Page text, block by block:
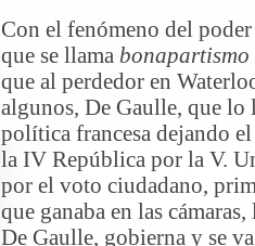
Con el fenómeno del
que se llama bonapartismo
que al perdedor en
algunos, De Gaulle, que lo
política francesa dejando
la IV República por la V.
por el voto ciudadano,
que ganaba en las
De Gaulle, gobierna y se